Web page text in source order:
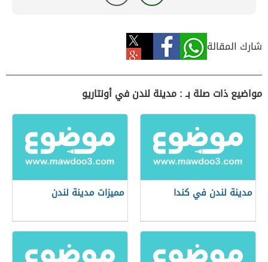
شارك المقالة
مواضيع ذات صلة بـ : مدينة لندن في أونتاريو
مدينة لندن في كندا مميزات مدينة لندن